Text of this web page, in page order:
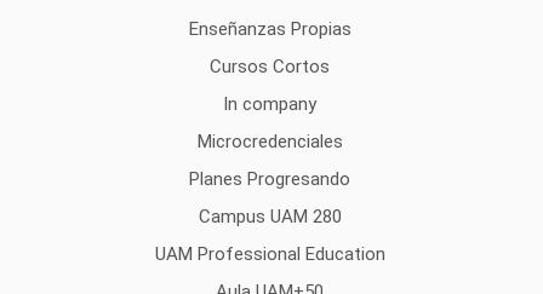
Enseñanzas Propias
Cursos Cortos
In company
Microcredenciales
Planes Progresando
Campus UAM 280
UAM Professional Education